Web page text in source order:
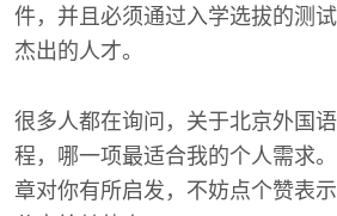
件，并且必须通过入学选拔的测
杰出的人才。
很多人都在询问，关于北京外国
程，哪一项最适合我的个人需求
章对你有所启发，不妨点个赞表